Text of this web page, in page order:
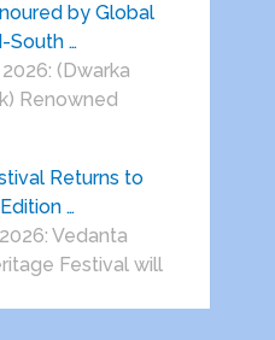
by Global
South …
(Dwarka
Renowned
Returns to
…
Vedanta
Festival will